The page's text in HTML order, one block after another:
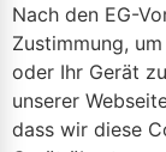
Nach den EG-
Zustimmung,
oder Ihr Gerät
unserer
dass wir diese